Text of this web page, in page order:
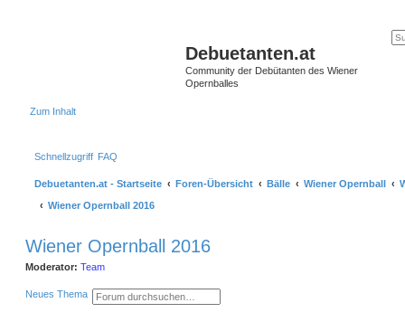
Debuetanten.at
Community der Debütanten des Wiener
Opernballes
Zum Inhalt
Schnellzugriff FAQ
Debuetanten.at - Startseite Foren-Übersicht Bälle Wiener Opernball
Wiener Opernball 2016
Wiener Opernball 2016
Moderator: Team
Neues Thema S
u
E
r